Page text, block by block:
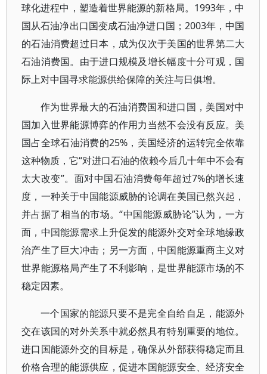
球化进程中，塑造着世界能源的新格局。1993年，中
国从石油净出口国变成石油净进口国；2003年，中国
的石油消费超过日本，成为仅次于美国的世界第二大
石油消费国。由于进口规模及增长幅度十分可观，国
际上对中国寻求能源供给保障的关注与日俱增。
作为世界最大的石油消费国和进口国，美国对中
国加入世界能源博弈的作用力当然不会没有反应。美
国占全球石油消费的25%，美国经济的运转完全依靠
这种物质，它“对进口石油的依赖今后几十年中不会有
太大改变”。面对中国石油消费每年超过7%的增长速
度，一种关于中国能源威胁的论调在美国已然兴起，
并占据了相当的市场。“中国能源威胁论”认为，一方
面，中国能源需求上升促发的能源外交对全球地缘政
治产生了巨大冲击；另一方面，中国能源重商主义对
世界能源格局产生了不利影响，是世界能源市场的不
稳定因素。
一个国家的能源只要不是完全自给自足，能源外
交在该国的对外关系中就必然具有特别重要的地位。
进口国能源外交的目标是，确保从外部获得稳定而且
价格合理的能源供应，促进本国能源安全、经济安全